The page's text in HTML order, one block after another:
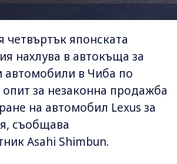
четвъртък японската
нахлува в автокъща за
автомобили в Чиба по
за незаконна продажба
на автомобил Lexus за
съобщава
Asahi Shimbun.